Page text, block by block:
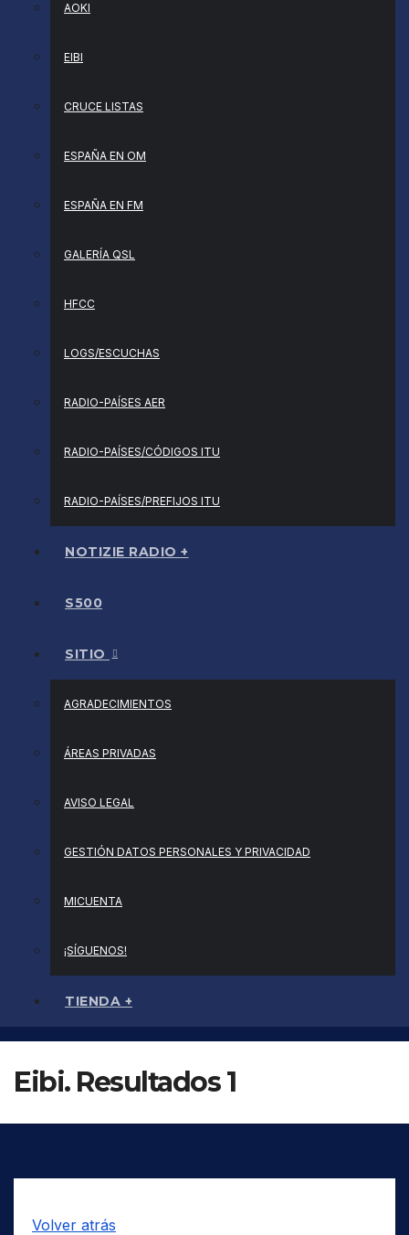
AOKI
EIBI
CRUCE LISTAS
ESPAÑA EN OM
ESPAÑA EN FM
GALERÍA QSL
HFCC
LOGS/ESCUCHAS
RADIO-PAÍSES AER
RADIO-PAÍSES/CÓDIGOS ITU
RADIO-PAÍSES/PREFIJOS ITU
NOTIZIE RADIO +
S500
SITIO
AGRADECIMIENTOS
ÁREAS PRIVADAS
AVISO LEGAL
GESTIÓN DATOS PERSONALES Y PRIVACIDAD
MICUENTA
¡SÍGUENOS!
TIENDA +
Eibi. Resultados 1
Volver atrás